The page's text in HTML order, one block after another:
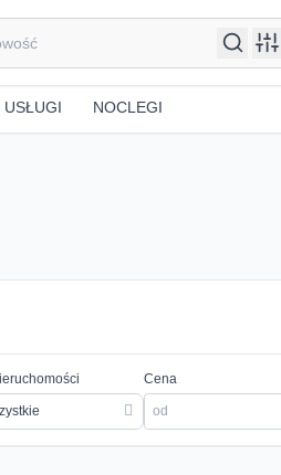
USŁUGI NOCLEGI
Cena